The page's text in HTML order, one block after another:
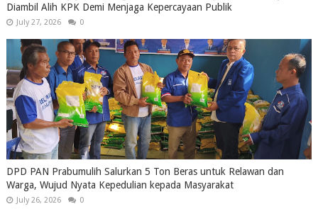
Diambil Alih KPK Demi Menjaga Kepercayaan Publik
July 27, 2026 0
DPD PAN Prabumulih Salurkan 5 Ton Beras untuk Relawan dan
Warga, Wujud Nyata Kepedulian kepada Masyarakat
July 26, 2026 0